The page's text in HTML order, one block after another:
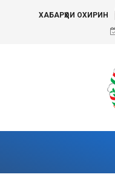
ХАБАРҲОИ ОХИРИН